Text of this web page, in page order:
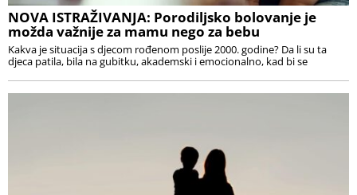
NOVA ISTRAŽIVANJA: Porodiljsko bolovanje je
možda važnije za mamu nego za bebu
Kakva je situacija s djecom rođenom poslije 2000. godine? Da li su ta
djeca patila, bila na gubitku, akademski i emocionalno, kad bi se